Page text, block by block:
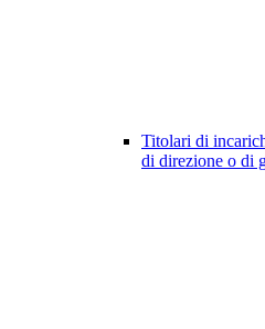
Titolari di
di direzione o di